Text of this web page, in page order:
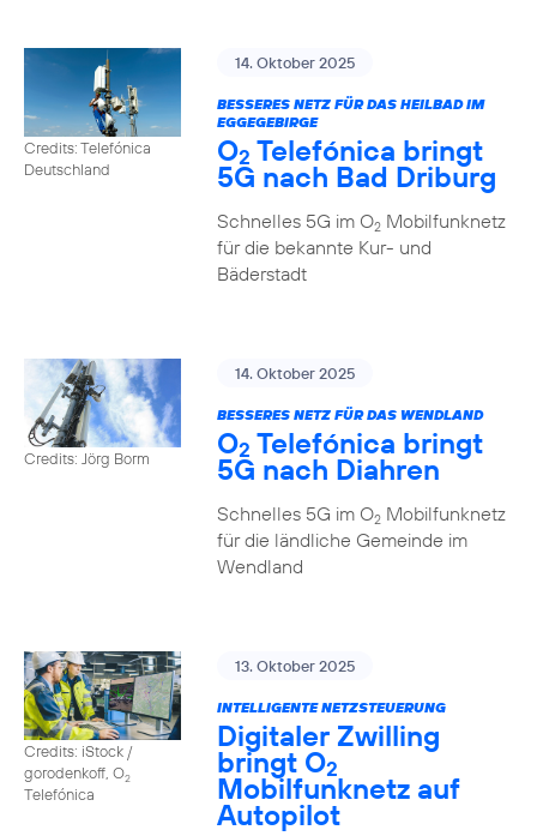
Credits: Telefónica
Deutschland
14. Oktober 2025
BESSERES NETZ FÜR DAS HEILBAD IM
EGGEGEBIRGE
O2 Telefónica bringt
5G nach Bad Driburg
Schnelles 5G im O2Mobilfunknetz
für die bekannte Kur- und
Bäderstadt
Credits: Jörg Borm
14. Oktober 2025
BESSERES NETZ FÜR DAS WENDLAND
O2 Telefónica bringt
5G nach Diahren
Schnelles 5G im O2Mobilfunknetz
für die ländliche Gemeinde im
Wendland
Credits: iStock /
gorodenkoff, O2
Telefónica
13. Oktober 2025
INTELLIGENTE NETZSTEUERUNG
Digitaler Zwilling
bringt O2
Mobilfunknetz auf
Autopilot